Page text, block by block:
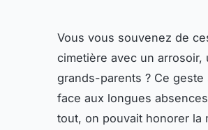
Vous vous souvenez de
cimetière avec un
grands-parents ? Ce
face aux longues
tout, on pouvait honorer la